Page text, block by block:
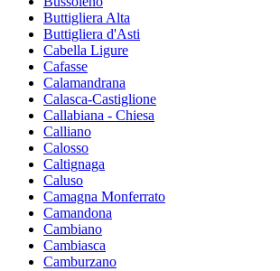
Buttigliera Alta
Buttigliera d'Asti
Cabella Ligure
Cafasse
Calamandrana
Calasca-Castiglione
Callabiana - Chiesa
Calliano
Calosso
Caltignaga
Caluso
Camagna Monferrato
Camandona
Cambiano
Cambiasca
Camburzano